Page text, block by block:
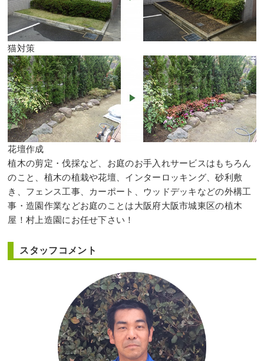
猫対策
花壇作成
植木の剪定・伐採など、お庭のお手入れサービスはもちろん
のこと、植木の植栽や花壇、インターロッキング、砂利敷
き、フェンス工事、カーポート、ウッドデッキなどの外構工
事・造園作業などお庭のことは大阪府大阪市城東区の植木
屋！村上造園にお任せ下さい！
スタッフコメント